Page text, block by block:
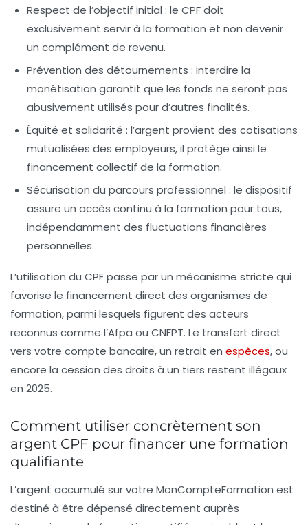
Respect de l’objectif initial : le CPF doit
exclusivement servir à la formation et non devenir
un complément de revenu.
Prévention des détournements : interdire la
monétisation garantit que les fonds ne seront pas
abusivement utilisés pour d’autres finalités.
Équité et solidarité : l’argent provient des cotisations
mutualisées des employeurs, il protège ainsi le
financement collectif de la formation.
Sécurisation du parcours professionnel : le dispositif
assure un accès continu à la formation pour tous,
indépendamment des fluctuations financières
personnelles.
L’utilisation du CPF passe par un mécanisme stricte qui
favorise le financement direct des organismes de
formation, parmi lesquels figurent des acteurs
reconnus comme l’Afpa ou CNFPT. Le transfert direct
vers votre compte bancaire, un retrait en espèces, ou
encore la cession des droits à un tiers restent illégaux
en 2025.
Comment utiliser concrètement son
argent CPF pour financer une formation
qualifiante
L’argent accumulé sur votre MonCompteFormation est
destiné à être dépensé directement auprès